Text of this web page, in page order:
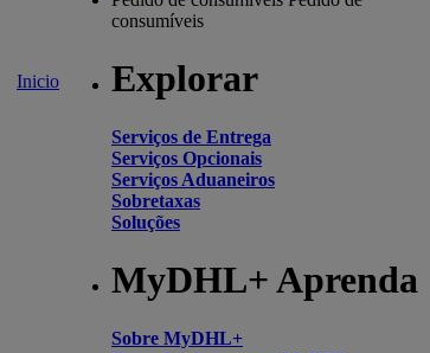
Inicio
consumíveis
Explorar
Serviços de Entrega
Serviços Opcionais
Serviços Aduaneiros
Sobretaxas
Soluções
MyDHL+ Aprenda
Sobre MyDHL+